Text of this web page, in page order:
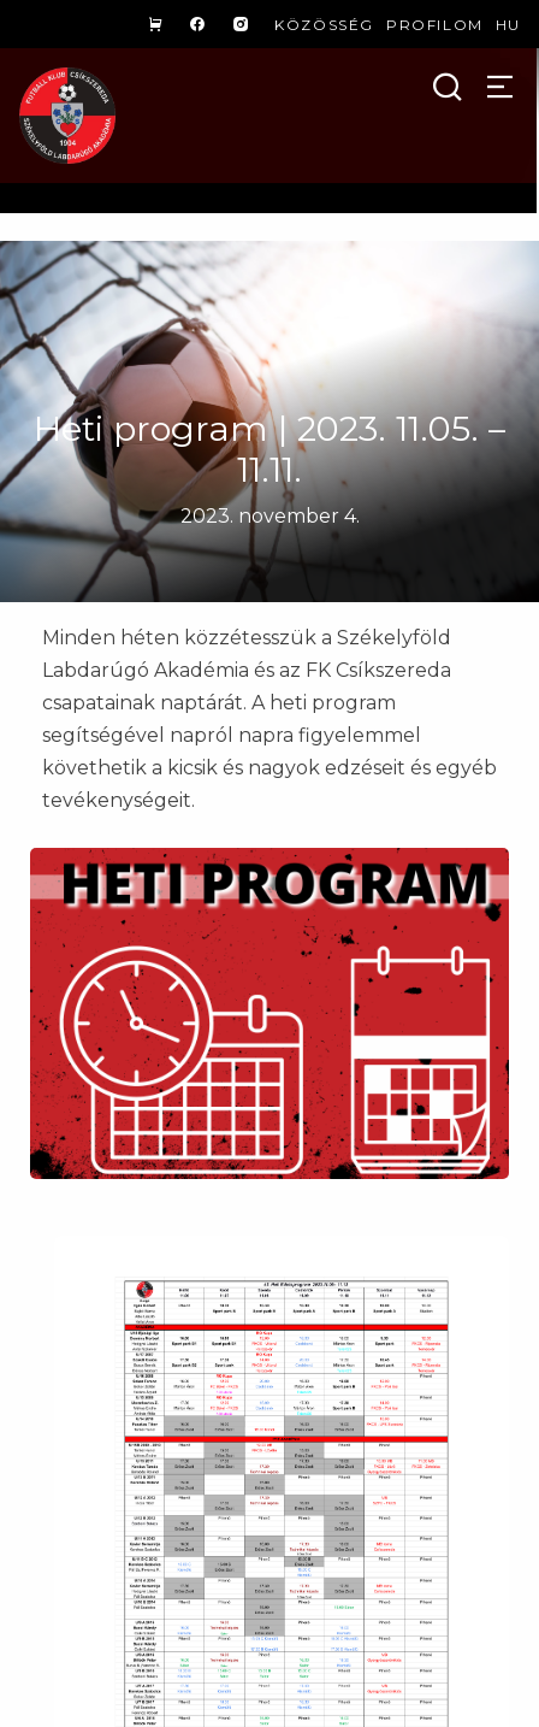
KÖZÖSSÉG PROFILOM HU
Heti program | 2023. 11.05. –
11.11.
2023. november 4.
Minden héten közzétesszük a Székelyföld
Labdarúgó Akadémia és az FK Csíkszereda
csapatainak naptárát. A heti program
segítségével napról napra figyelemmel
követhetik a kicsik és nagyok edzéseit és egyéb
tevékenységeit.